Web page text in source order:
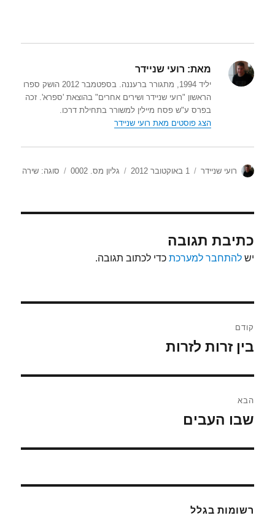
מאת:רועי שניידר
יליד 1994, מתגורר ברעננה. בספטמבר 2012 הושק ספרו
הראשון "רועי שניידר ושירים אחרים" בהוצאת 'ספרא'. זכה
בפרס ע"ש פסח מיילין למשורר בתחילת דרכו.
הצג פוסטים מאת רועי שניידר
מחבר
רועי שניידר
פורסם1 באוקטובר 2012 קטגוריות
גליון מס. 0002 תגיות
סוגה: שירה
כתיבת תגובה
ישלהתחבר למערכתכדי לכתוב תגובה.
קודם
הפוסט
בין זרות לזרות
הבא
הפוסט
שבו העבים
רשומות בגלל